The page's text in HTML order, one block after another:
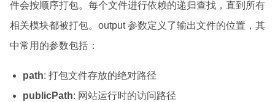
件会按顺序打包。每个文件进行依赖的递归查找，直到所有
相关模块都被打包。output 参数定义了输出文件的位置，其
中常用的参数包括：
path: 打包文件存放的绝对路径
publicPath: 网站运行时的访问路径